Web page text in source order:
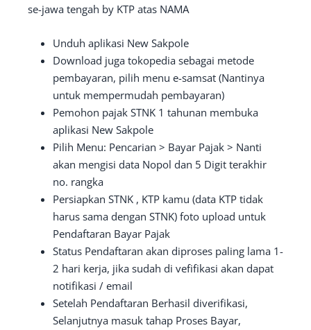
se-jawa tengah by KTP atas NAMA
Unduh aplikasi New Sakpole
Download juga tokopedia sebagai metode
pembayaran, pilih menu e-samsat (Nantinya
untuk mempermudah pembayaran)
Pemohon pajak STNK 1 tahunan membuka
aplikasi New Sakpole
Pilih Menu: Pencarian > Bayar Pajak > Nanti
akan mengisi data Nopol dan 5 Digit terakhir
no. rangka
Persiapkan STNK , KTP kamu (data KTP tidak
harus sama dengan STNK) foto upload untuk
Pendaftaran Bayar Pajak
Status Pendaftaran akan diproses paling lama 1-
2 hari kerja, jika sudah di vefifikasi akan dapat
notifikasi / email
Setelah Pendaftaran Berhasil diverifikasi,
Selanjutnya masuk tahap Proses Bayar,